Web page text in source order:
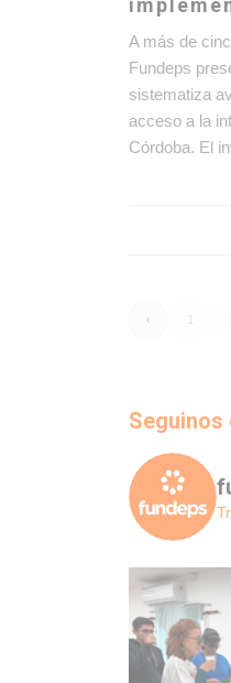
A más de
Fundeps
sistematiza
acceso a la
Córdoba. El
‹
Seguinos